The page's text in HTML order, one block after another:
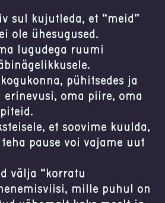
sul kujutleda, et “meid”
ole ühesugused.
lugudega ruumi
pühitsedes ja
erinevusi, oma piire, oma
et soovime kuulda,
pause või vajame uut
välja “korratu
mille puhul on